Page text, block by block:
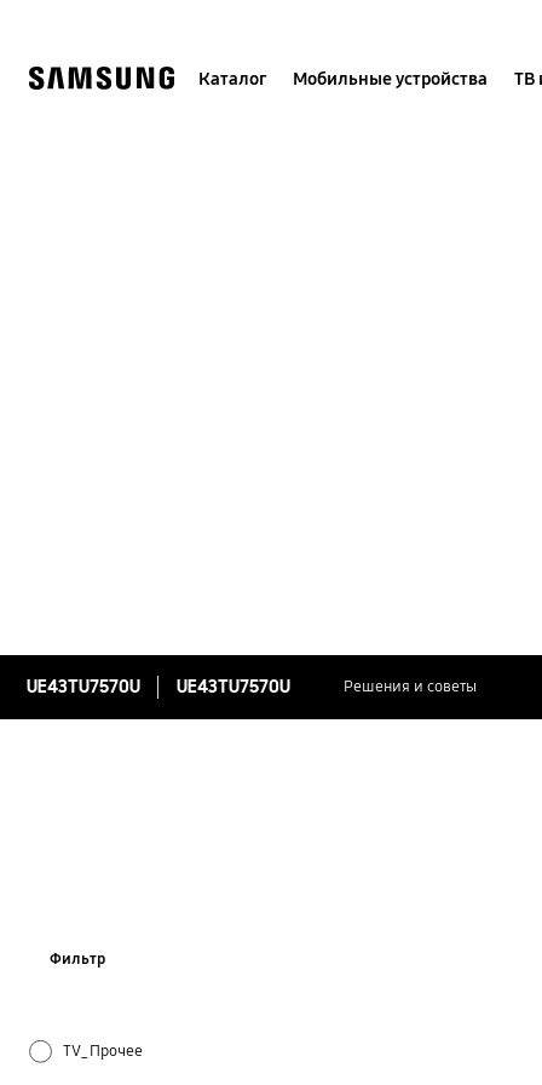
Каталог Мобильные устройства ТВ
UE43TU7570U UE43TU7570U Решения и советы
Фильтр
TV_Прочее